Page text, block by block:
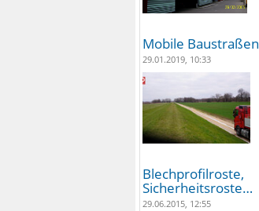
Mobile Baustraßen
29.01.2019, 10:33
Blechprofilroste,
Sicherheitsroste…
29.06.2015, 12:55